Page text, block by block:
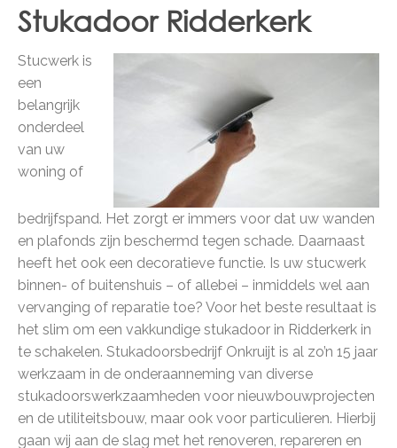
Stukadoor Ridderkerk
Stucwerk is
een
belangrijk
onderdeel
van uw
woning of
bedrijfspand. Het zorgt er immers voor dat uw wanden
en plafonds zijn beschermd tegen schade. Daarnaast
heeft het ook een decoratieve functie. Is uw stucwerk
binnen- of buitenshuis – of allebei – inmiddels wel aan
vervanging of reparatie toe? Voor het beste resultaat is
het slim om een vakkundige stukadoor in Ridderkerk in
te schakelen. Stukadoorsbedrijf Onkruijt is al zo’n 15 jaar
werkzaam in de onderaanneming van diverse
stukadoorswerkzaamheden voor nieuwbouwprojecten
en de utiliteitsbouw, maar ook voor particulieren. Hierbij
gaan wij aan de slag met het renoveren, repareren en